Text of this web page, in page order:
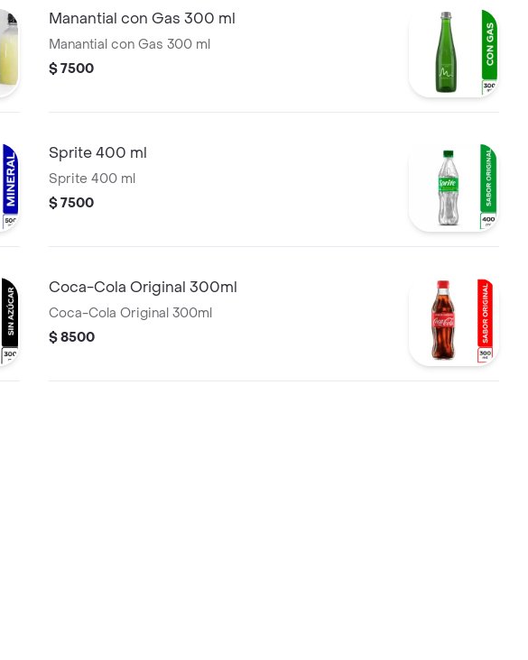
Manantial con Gas 300 ml
Manantial con Gas 300 ml
$ 7500
Sprite 400 ml
Sprite 400 ml
$ 7500
Coca-Cola Original 300ml
Coca-Cola Original 300ml
$ 8500